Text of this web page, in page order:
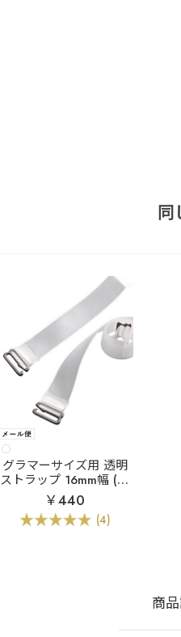
同
グラマーサイズ用 透明
ストラップ 16mm幅 (白
濁タイプ)
￥440
(4)
商